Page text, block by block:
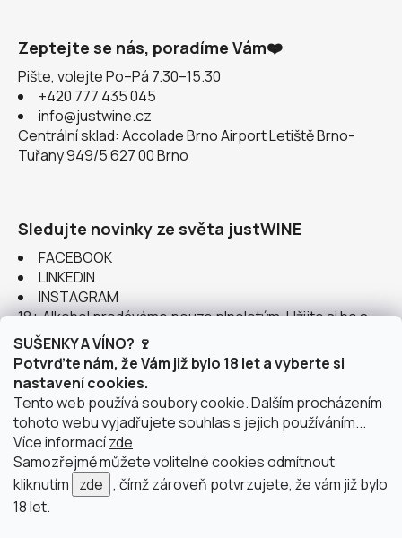
SUŠENKY A VÍNO? 🍷
Potvrďte nám, že Vám již bylo 18 let a vyberte si
nastavení cookies.
Tento web používá soubory cookie. Dalším procházením
tohoto webu vyjadřujete souhlas s jejich používáním...
Více informacízde.
Samozřejmě můžete volitelné cookies odmítnout
kliknutím zde , čímž zároveň potvrzujete, že vám již bylo
18 let.
Zeptejte se nás, poradíme Vám❤️
Pište, volejte Po–Pá 7.30–15.30
+420 777 435 045
info@justwine.cz
Centrální sklad: Accolade Brno Airport Letiště Brno-
Tuřany 949/5 627 00 Brno
Sledujte novinky ze světa justWINE
FACEBOOK
LINKEDIN
INSTAGRAM
18+ Alkohol prodáváme pouze plnoletým. Užijte si ho s
rozumem.
Instagram